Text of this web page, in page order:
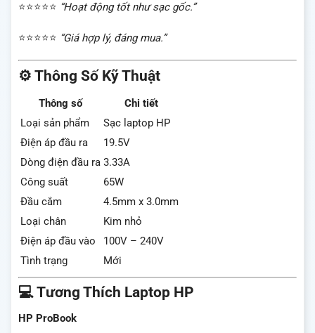
⭐⭐⭐⭐⭐ “Hoạt động tốt như sạc gốc.”
⭐⭐⭐⭐⭐ “Giá hợp lý, đáng mua.”
⚙️ Thông Số Kỹ Thuật
Thông số
Chi tiết
Loại sản phẩm
Sạc laptop HP
Điện áp đầu ra
19.5V
Dòng điện đầu ra 3.33A
Công suất
65W
Đầu cắm
4.5mm x 3.0mm
Loại chân
Kim nhỏ
Điện áp đầu vào
100V – 240V
Tình trạng
Mới
💻 Tương Thích Laptop HP
HP ProBook